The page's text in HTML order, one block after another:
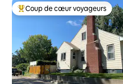
Coups de cœur voyageurs les
Coup de cœur voyageurs